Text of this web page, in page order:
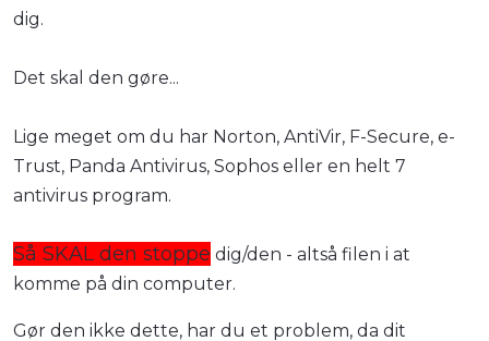
dig.
Det skal den gøre...
Lige meget om du har Norton, AntiVir, F-Secure, e-
Trust, Panda Antivirus, Sophos eller en helt 7
antivirus program.
Så SKAL den stoppe dig/den - altså filen i at
komme på din computer.
Gør den ikke dette, har du et problem, da dit